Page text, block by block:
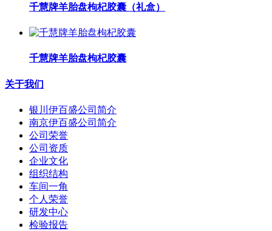
千慧牌羊胎盘枸杞胶囊（礼盒）
千慧牌羊胎盘枸杞胶囊
关于我们
银川伊百盛公司简介
南京伊百盛公司简介
公司荣誉
公司资质
企业文化
组织结构
车间一角
个人荣誉
研发中心
检验报告